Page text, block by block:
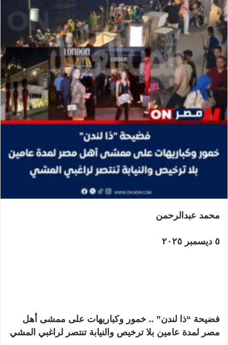
إ
ل
ك
ر
و
ن
ي
ا
محمد عبدالرحمن
٥ ديسمبر ٢٠٢٥
فضيحة “ذا لندن” .. خمور وكباريهات على ممشى أهل
مصر لمدة عامين بلا ترخيص والنيابة تنتصر لراغبي المشي